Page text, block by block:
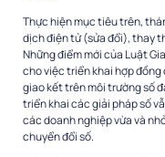
Thực hiện mục tiêu trên,
dịch điện tử (sửa đổi), thay
Những điểm mới của Luật
cho việc triển khai hợp
giao kết trên môi trường số
triển khai các giải pháp số
các doanh nghiệp vừa và
chuyển đổi số.